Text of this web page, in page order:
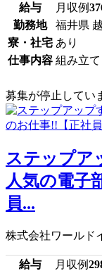
給与 月収例
勤務地
福井県
寮・社宅 あり
仕事内容 組み立
募集が停止してい
ステップア
人気の電子
員...
株式会社ワールド
給与 月収例